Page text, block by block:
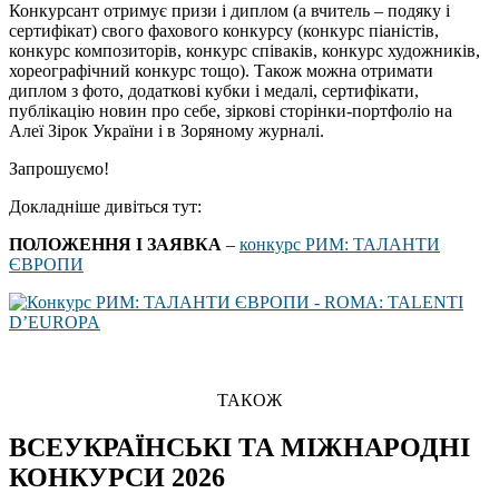
Конкурсант отримує призи і диплом (а вчитель – подяку і
сертифікат) свого фахового конкурсу (конкурс піаністів,
конкурс композиторів, конкурс співаків, конкурс художників,
хореографічний конкурс тощо). Також можна отримати
диплом з фото, додаткові кубки і медалі, сертифікати,
публікацію новин про себе, зіркові сторінки-портфоліо на
Алеї Зірок України і в Зоряному журналі.
Запрошуємо!
Докладніше дивіться тут:
ПОЛОЖЕННЯ І ЗАЯВКА – конкурс РИМ: ТАЛАНТИ
ЄВРОПИ
ТАКОЖ
ВСЕУКРАЇНСЬКІ ТА МІЖНАРОДНІ
КОНКУРСИ 2026